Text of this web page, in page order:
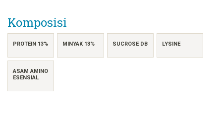
Komposisi
PROTEIN 13% MINYAK 13% SUCROSE DB LYSINE
ASAM AMINO
ESENSIAL